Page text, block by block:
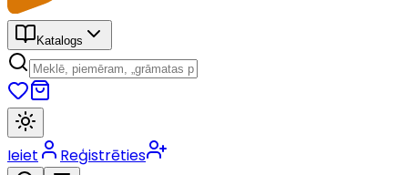
Katalogs
Ieiet Reģistrēties